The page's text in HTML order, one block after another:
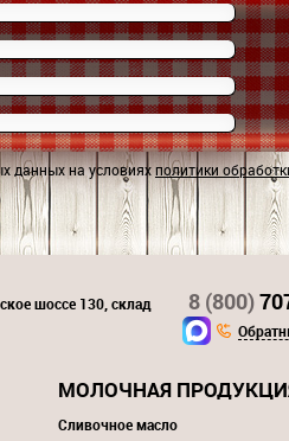
данных на условияхполитики
шоссе 130, склад 8 (800)
МОЛОЧНАЯ
Сливочное масло